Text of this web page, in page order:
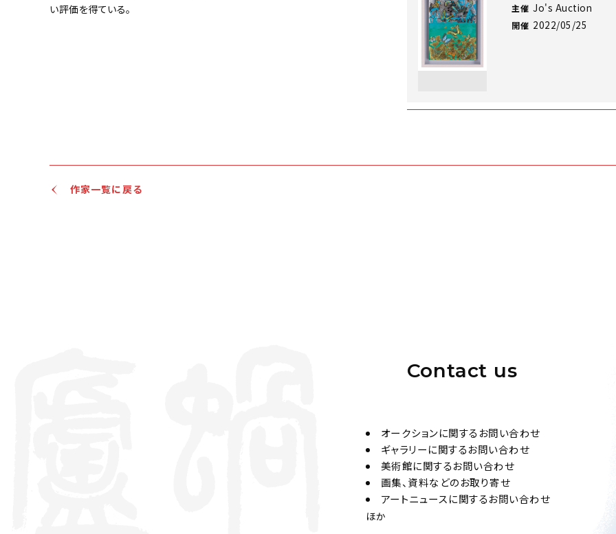
い評価を得ている。
主催 Jo's Auction
開催 2022/05/25
作家一覧に戻る
Contact us
オークションに関するお問い合わせ
ギャラリーに関するお問い合わせ
美術館に関するお問い合わせ
画集、資料などのお取り寄せ
アートニュースに関するお問い合わせ
ほか